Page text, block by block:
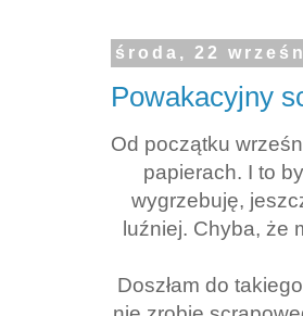
środa, 22
Powakacyjny
Od początku
papierach. I to
wygrzebuję,
luźniej. Chyba, że
Doszłam do